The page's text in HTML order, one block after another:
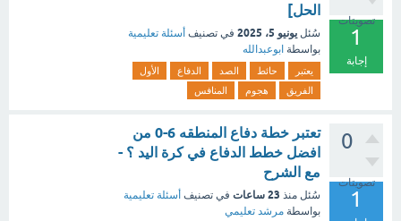
تصويتات
1
إجابة
الحل]
سُئل يونيو 5، 2025 في تصنيف أسئلة تعليمية
بواسطة ابوعبدالله
يعتبر حائط الصد الدفاع
الأول
الفريق
هجوم المنافس
0
تصويتات
1
تعتبر خطة دفاع المنطقه 6-0 من
افضل خطط الدفاع في كرة اليد ؟ -
مع الشرح
سُئل منذ 23 ساعات في تصنيف أسئلة تعليمية
بواسطة مرشد تعليمي